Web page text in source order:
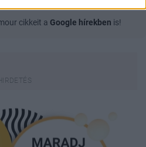
cikkeit a Google hírekben is!